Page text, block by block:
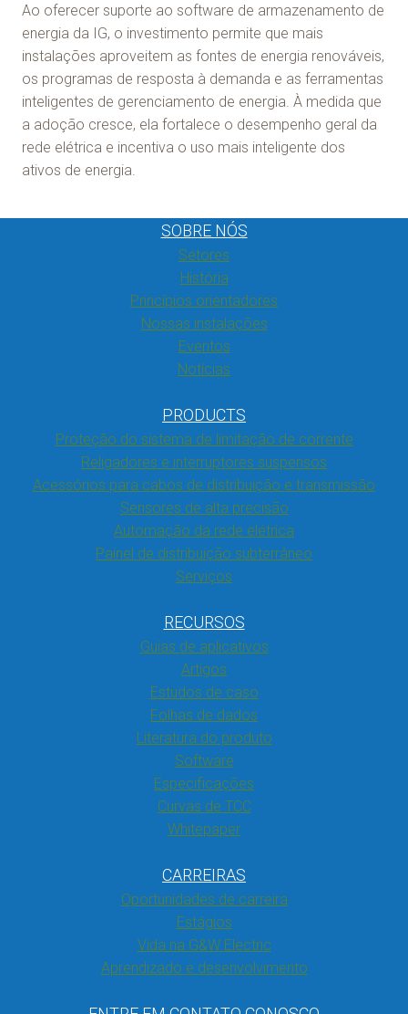
Ao oferecer suporte ao software de armazenamento de
energia da IG, o investimento permite que mais
instalações aproveitem as fontes de energia renováveis,
os programas de resposta à demanda e as ferramentas
inteligentes de gerenciamento de energia. À medida que
a adoção cresce, ela fortalece o desempenho geral da
rede elétrica e incentiva o uso mais inteligente dos
ativos de energia.
SOBRE NÓS
Setores
História
Princípios orientadores
Nossas instalações
Eventos
Notícias
PRODUCTS
Proteção do sistema de limitação de corrente
Religadores e interruptores suspensos
Acessórios para cabos de distribuição e transmissão
Sensores de alta precisão
Automação da rede elétrica
Painel de distribuição subterrâneo
Serviços
RECURSOS
Guias de aplicativos
Artigos
Estudos de caso
Folhas de dados
Literatura do produto
Software
Especificações
Curvas de TCC
Whitepaper
CARREIRAS
Oportunidades de carreira
Estágios
Vida na G&W Electric
Aprendizado e desenvolvimento